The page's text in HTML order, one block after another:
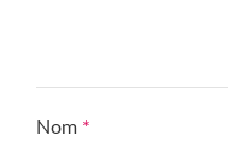
Nom *